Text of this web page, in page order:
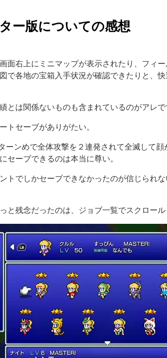
ー版についての感想
面右上にミニマップが表示されたり、フィ
で各地の宝箱入手状況が確認できたりと、
とは関係ないものも含まれているのがアレで
トセーブがありがたい。
ーンめで全体攻撃を２連発されて全滅して顔
セーブできるのは本当に尊い。
トでしかセーブできなかったのが信じられな
と残念だったのは、ジョブ一覧でスクロール